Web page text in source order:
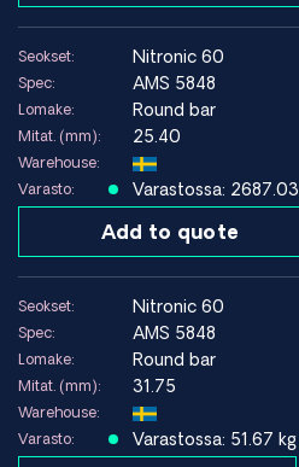
Pultit ja Kiinnittimet
Erittäin lujat komponentit
SA 193 -standardien mukaisesti.
Teollisuuslaitteet
Kytkimet, liukupinnat ja kitkalle
Meri- ja offshore-teollisuus
Komponentit, joilla on yhdistetyt
korroosionkestävyysvaatimukset.
Korroosionkestävyys
Nitronic 60 tarjoaa hyvän
ja toimii hyvin monissa
ensisijaisesti kehitetty
kulumista pikemminkin kuin
korroosiota.
Ympäristöt, joissa Nitronic
Seokset: nitronic 60
Spec: AMS 5848
Lomake: Round bar
Mitat. (mm): 25.40
Warehouse:
Varasto:
Varastossa:
Add to quote
Seokset: nitronic 60
Spec: AMS 5848
Lomake: Round bar
Mitat. (mm): 31.75
Warehouse:
Varasto:
Varastossa: 51.67 kg